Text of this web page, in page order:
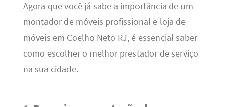
Agora que você já sabe a importância de um
montador de móveis profissional e loja de
móveis em Coelho Neto RJ, é essencial saber
como escolher o melhor prestador de serviço
na sua cidade.